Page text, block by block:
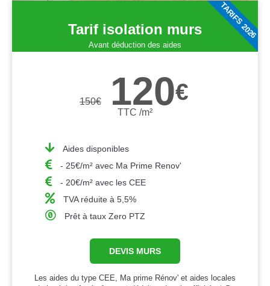
Tarif isolation murs
Avant déduction des aides
150€ 120€
TTC /m²
Aides disponibles
- 25€/m² avec Ma Prime Renov'
- 20€/m² avec les CEE
TVA réduite à 5,5%
Prêt à taux Zero PTZ
DEVIS MURS
Les aides du type CEE, Ma prime Rénov' et aides locales
TARIFS 2026